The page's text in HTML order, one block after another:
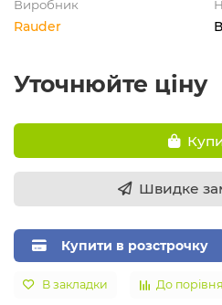
Виробник
Rauder
Уточнюйте ціну
Швидке
Купити в розстрочку
В закладки До